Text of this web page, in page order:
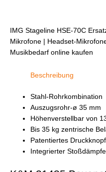
IMG Stageline HSE-70C
Mikrofone | Headset-
Musikbedarf online kaufen
Beschreibung
Stahl-Rohrkombination
Auszugsrohr-ø 35 mm
Höhenverstellbar von
Bis 35 kg zentrische
Patentiertes
Integrierter